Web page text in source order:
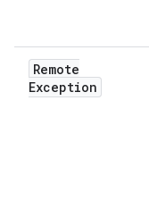
Remote
Exception